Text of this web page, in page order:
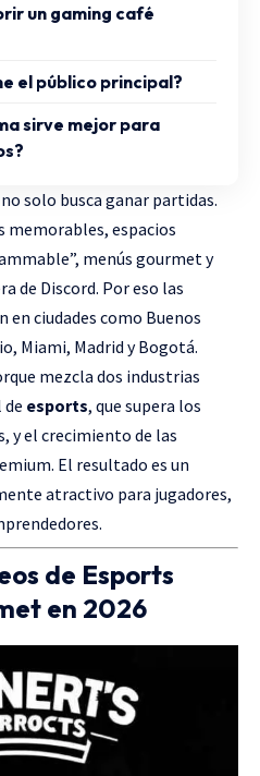
un gaming café
el público principal?
sirve mejor para
solo busca ganar partidas.
memorables, espacios
menús gourmet y
de Discord. Por eso las
ciudades como Buenos
Miami, Madrid y Bogotá.
mezcla dos industrias
esports, que supera los
y el crecimiento de las
El resultado es un
atractivo para jugadores,
de Esports
en 2026